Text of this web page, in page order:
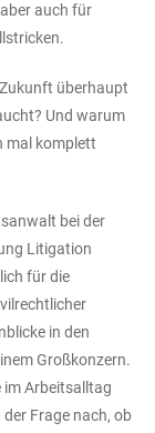
auch für
überhaupt
Und warum
mal komplett
bei der
Litigation
für die
in den
Großkonzern.
im Arbeitsalltag
Frage nach, ob